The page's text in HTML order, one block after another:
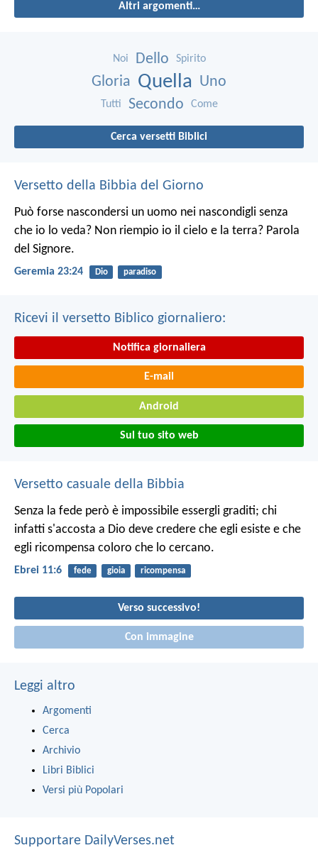
Altri argomenti…
Noi Dello Spirito
Gloria Quella Uno
Tutti Secondo Come
Cerca versetti Biblici
Versetto della Bibbia del Giorno
Può forse nascondersi un uomo nei nascondigli senza
che io lo veda? Non riempio io il cielo e la terra? Parola
del Signore.
Geremia 23:24 Dio paradiso
Ricevi il versetto Biblico giornaliero:
Notifica giornaliera
E-mail
Android
Sul tuo sito web
Versetto casuale della Bibbia
Senza la fede però è impossibile essergli graditi; chi
infatti s'accosta a Dio deve credere che egli esiste e che
egli ricompensa coloro che lo cercano.
Ebrei 11:6 fede gioia ricompensa
Verso successivo!
Con immagine
Leggi altro
Argomenti
Cerca
Archivio
Libri Biblici
Versi più Popolari
Supportare DailyVerses.net